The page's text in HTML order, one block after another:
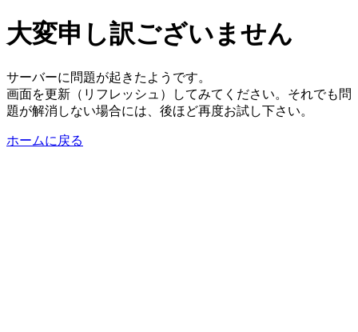
大変申し訳ございません
サーバーに問題が起きたようです。
画面を更新（リフレッシュ）してみてください。それでも問
題が解消しない場合には、後ほど再度お試し下さい。
ホームに戻る